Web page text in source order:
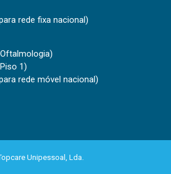
rede fixa nacional)
1)
rede móvel nacional)
Unipessoal, Lda.